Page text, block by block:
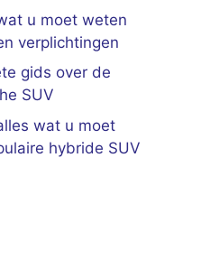
u moet weten
verplichtingen
gids over de
SUV
wat u moet
hybride SUV